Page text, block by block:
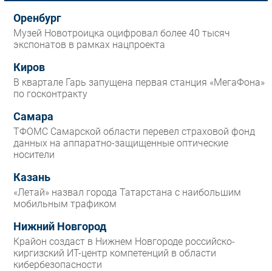
Оренбург
Музей Новотроицка оцифровал более 40 тысяч
экспонатов в рамках нацпроекта
Киров
В квартале Гарь запущена первая станция «МегаФона»
по госконтракту
Самара
ТФОМС Самарской области перевел страховой фонд
данных на аппаратно-защищенные оптические
носители
Казань
«Летай» назвал города Татарстана с наибольшим
мобильным трафиком
Нижний Новгород
Крайон создаст в Нижнем Новгороде российско-
киргизский ИТ-центр компетенций в области
кибербезопасности